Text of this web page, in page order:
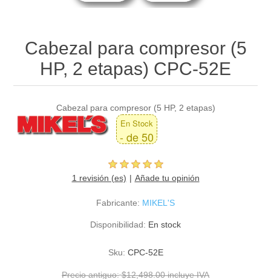
Cabezal para compresor (5
HP, 2 etapas) CPC-52E
Cabezal para compresor (5 HP, 2 etapas)
En Stock
- de 50
1 revisión (es) Añade tu opinión
Fabricante: MIKEL'S
Disponibilidad: En stock
Sku: CPC-52E
Precio antiguo: $12,498.00 incluye IVA